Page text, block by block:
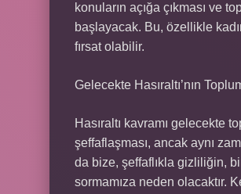
konuların açığa çıkması ve
başlayacak. Bu, özellikle
fırsat olabilir.
Gelecekte Hasıraltı’nın
Hasıraltı kavramı gelecekte
şeffaflaşması, ancak aynı
da bize, şeffaflıkla gizliliğin,
sormamıza neden olacaktır.